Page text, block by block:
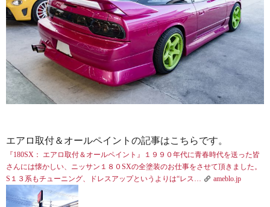
エアロ取付＆オールペイントの記事はこちらです。
『180SX： エアロ取付＆オールペイント』
１９９０年代に青春時代を送った皆
さんには懐かしい、ニッサン１８０SXの全塗装のお仕事をさせて頂きました。
S１３系もチューニング、ドレスアップというよりは“レス…
ameblo.jp